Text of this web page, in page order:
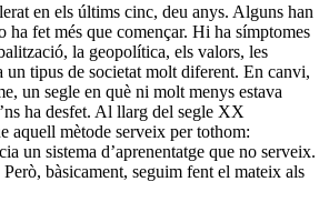
en els últims cinc, deu anys. Alguns han
fet més que començar. Hi ha símptomes
la geopolítica, els valors, les
tipus de societat molt diferent. En canvi,
un segle en què ni molt menys estava
ha desfet. Al llarg del segle XX
aquell mètode serveix per tothom:
un sistema d’aprenentatge que no serveix.
bàsicament, seguim fent el mateix als